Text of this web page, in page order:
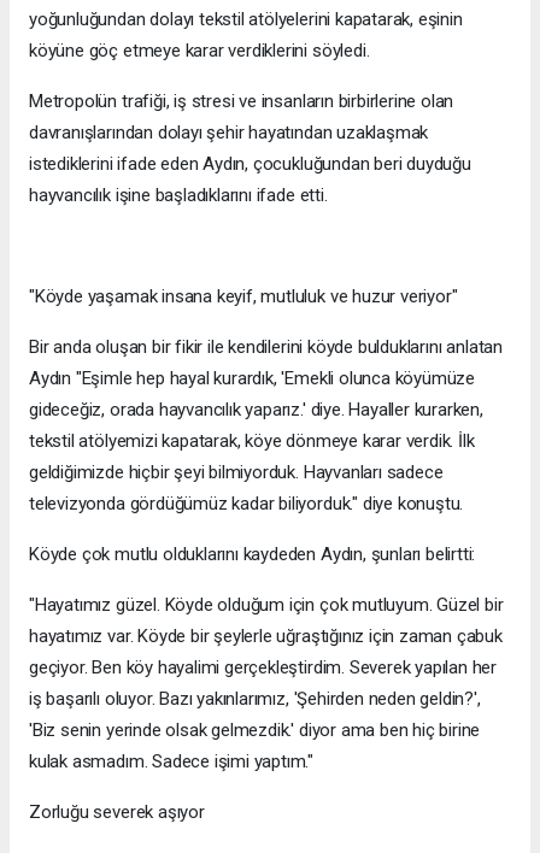
yoğunluğundan dolayı tekstil atölyelerini kapatarak, eşinin
köyüne göç etmeye karar verdiklerini söyledi.
Metropolün trafiği, iş stresi ve insanların birbirlerine olan
davranışlarından dolayı şehir hayatından uzaklaşmak
istediklerini ifade eden Aydın, çocukluğundan beri duyduğu
hayvancılık işine başladıklarını ifade etti.
"Köyde yaşamak insana keyif, mutluluk ve huzur veriyor"
Bir anda oluşan bir fikir ile kendilerini köyde bulduklarını anlatan
Aydın "Eşimle hep hayal kurardık, 'Emekli olunca köyümüze
gideceğiz, orada hayvancılık yaparız.' diye. Hayaller kurarken,
tekstil atölyemizi kapatarak, köye dönmeye karar verdik. İlk
geldiğimizde hiçbir şeyi bilmiyorduk. Hayvanları sadece
televizyonda gördüğümüz kadar biliyorduk." diye konuştu.
Köyde çok mutlu olduklarını kaydeden Aydın, şunları belirtti:
"Hayatımız güzel. Köyde olduğum için çok mutluyum. Güzel bir
hayatımız var. Köyde bir şeylerle uğraştığınız için zaman çabuk
geçiyor. Ben köy hayalimi gerçekleştirdim. Severek yapılan her
iş başarılı oluyor. Bazı yakınlarımız, 'Şehirden neden geldin?',
'Biz senin yerinde olsak gelmezdik.' diyor ama ben hiç birine
kulak asmadım. Sadece işimi yaptım."
Zorluğu severek aşıyor